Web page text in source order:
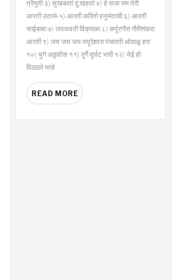
त्रैमुर्ती ३) सुखकर्ता दु:खहर्ता ४) हे राजा राम तेरी
आरती उतारूं ५) आरती करितो हनुमंताची ६) आरती
साईबाबा ७) लवथवती विक्राळा ८) कर्पूरगौरा गौरीशंकरा
आरती ९) जय जय जय मयूरेश्र्वरा पंचारती ओवाळू हरा
१०) युगे अठ्ठावीस ११) दुर्गे दुर्घट भारी १२) येई हो
विठठले माज़े
READ MORE